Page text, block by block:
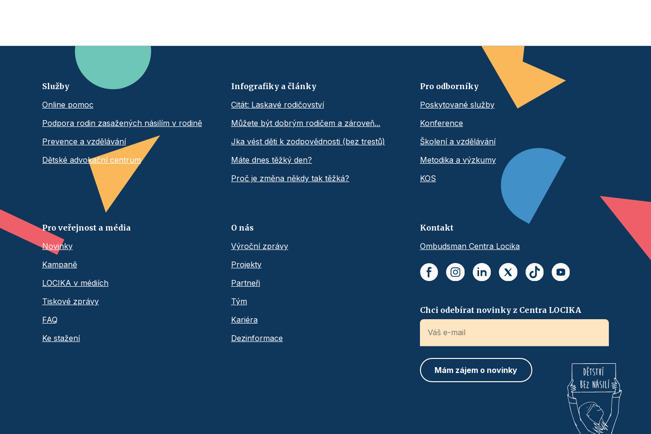
Služby
Online pomoc
Podpora rodin zasažených násilím v rodině
Prevence a vzdělávání
Dětské advokační centrum
Infografiky a články
Citát: Laskavé rodičovství
Můžete být dobrým rodičem a zároveň...
Jka vést děti k zodpovědnosti (bez trestů)
Máte dnes těžký den?
Proč je změna někdy tak těžká?
Pro odborníky
Poskytované služby
Konference
Školení a vzdělávání
Metodika a výzkumy
KOS
Pro veřejnost a média
Novinky
Kampaně
LOCIKA v médiích
Tiskové zprávy
FAQ
Ke stažení
O nás
Výroční zprávy
Projekty
Partneři
Tým
Kariéra
Dezinformace
Kontakt
Ombudsman Centra Locika
Chci odebírat novinky z Centra LOCIKA